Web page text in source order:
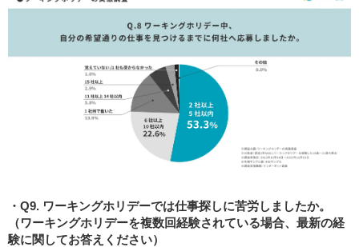
Q9. ワーキングホリデーでは仕事探しに苦労しましたか。
（ワーキングホリデーを複数回経験されている場合、最新の経
験に関してお答えください）